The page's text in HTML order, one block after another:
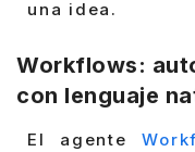
una idea.
Workflows:
con lenguaje
El agente